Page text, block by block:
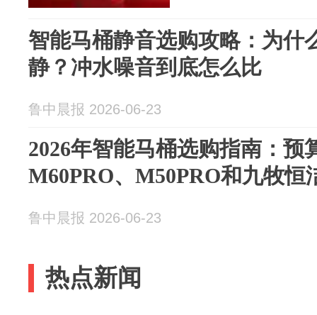
智能马桶静音选购攻略：为什
静？冲水噪音到底怎么比
鲁中晨报 2026-06-23
2026年智能马桶选购指南：预
M60PRO、M50PRO和九牧恒
鲁中晨报 2026-06-23
热点新闻